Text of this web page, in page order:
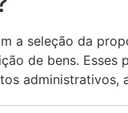
a seleção da
de bens.